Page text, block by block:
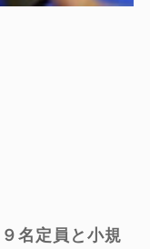
名定員と小規